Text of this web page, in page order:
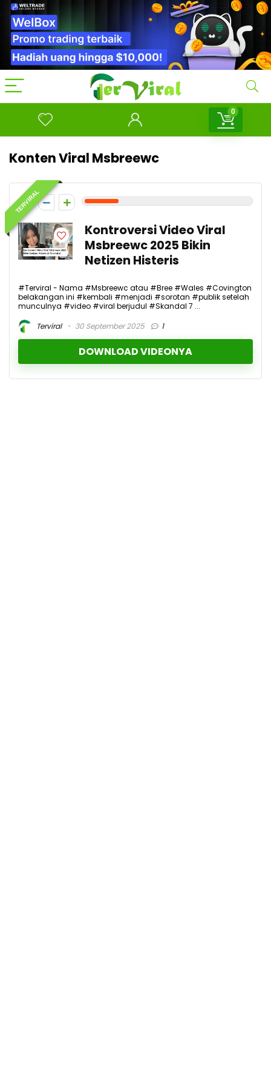
0
Konten Viral Msbreewc
TERVIRAL
2
Kontroversi Video Viral
Msbreewc 2025 Bikin
Netizen Histeris
#Terviral - Nama #Msbreewc atau #Bree #Wales #Covington
belakangan ini #kembali #menjadi #sorotan #publik setelah
munculnya #video #viral berjudul #Skandal 7 ...
Terviral
30 September 2025 1
DOWNLOAD VIDEONYA